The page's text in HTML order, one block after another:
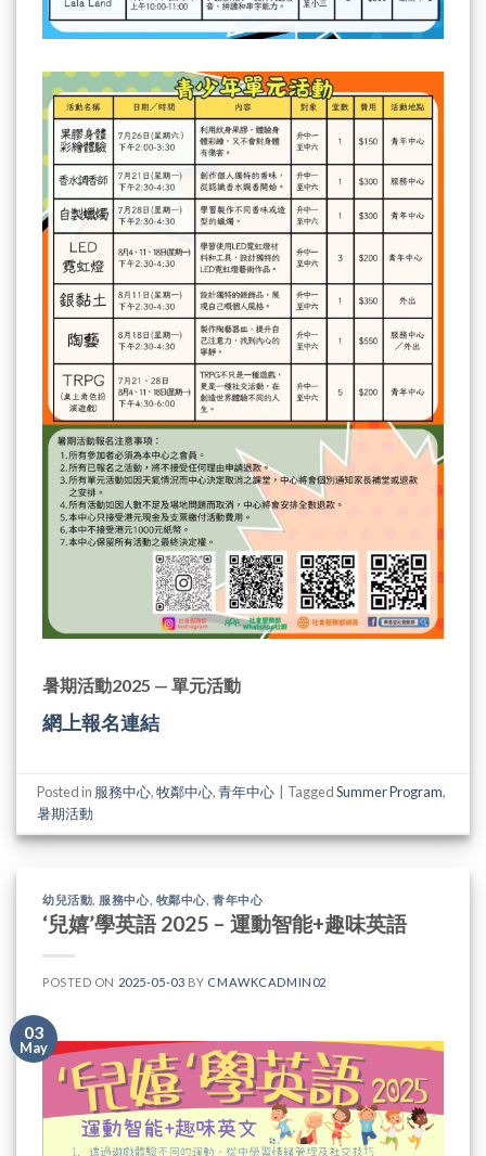
暑期活動2025 — 單元活動
網上報名連結
Posted in 服務中心,牧鄰中心,青年中心 TaggedSummer Program,
暑期活動
幼兒活動 服務中心, 牧鄰中心 ,青年中心
‘兒嬉’學英語 2025 – 運動智能+趣味英語
POSTED ON 2025-05-03 BY CMAWKCADMIN02
03
May